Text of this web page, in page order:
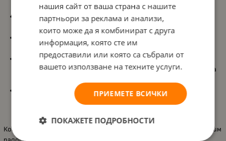
сръчността и правят резултата разнообразен;
картонена основа за подреждане, за да се подреди
пейзажът стабилно и красиво;
инструкции
, които помагат при сгъването и
подредбата, ако детето срещне трудност;
Включен3D магически лист и възможност за използване на
приложение, с които елементите оживяват през камерата
координацията,концентрацията
любопитството, докато детето сгъва, подрежда и
Комплектът е прекрасен избор за малки изследователи – дава им
нашия сайт от ваша страна с нашите
партньори за реклама и анализи,
които може да я комбинират с друга
информация, която сте им
предоставили или която са събрали от
вашето използване на техните услуги.
ПРИЕМЕТЕ ВСИЧКИ
ПОКАЖЕТЕ ПОДРОБНОСТИ